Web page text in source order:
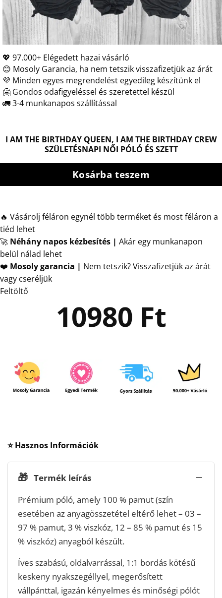
💖 97.000+ Elégedett hazai vásárló
😊 Mosoly Garancia, ha nem tetszik visszafizetjük az árát
💜 Minden egyes megrendelést egyedileg készítünk el
🤗 Gondos odafigyeléssel és szeretettel készül
🚛 3-4 munkanapos szállítással
I AM THE BIRTHDAY QUEEN, I AM THE BIRTHDAY CREW
SZÜLETÉSNAPI NŐI PÓLÓ ÉS SZETT
Kosárba teszem
🔥 Vásárolj féláron egynél több terméket és most féláron a
tiéd lehet
🚀 Néhány napos kézbesítés | Akár egy munkanapon
belül nálad lehet
❤️ Mosoly garancia | Nem tetszik? Visszafizetjük az árát
vagy cseréljük
Feltöltő
10980 Ft
⭐ Hasznos Információk
🎁 Termék leírás
Prémium póló, amely 100 % pamut (szín
esetében az anyagösszetétel eltérő lehet – 03 –
97 % pamut, 3 % viszkóz, 12 – 85 % pamut és 15
% viszkóz) anyagból készült.
Íves szabású, oldalvarrással, 1:1 bordás kötésű
keskeny nyakszegéllyel, megerősített
vállpánttal, igazán kényelmes és minőségi pólót